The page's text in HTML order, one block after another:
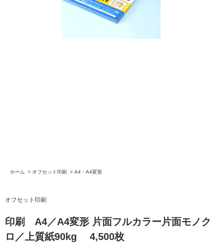
ホーム > オフセット印刷 > A4・A4変形
オフセット印刷
印刷 A4／A4変形 片面フルカラー片面モノク
ロ／上質紙90kg 4,500枚